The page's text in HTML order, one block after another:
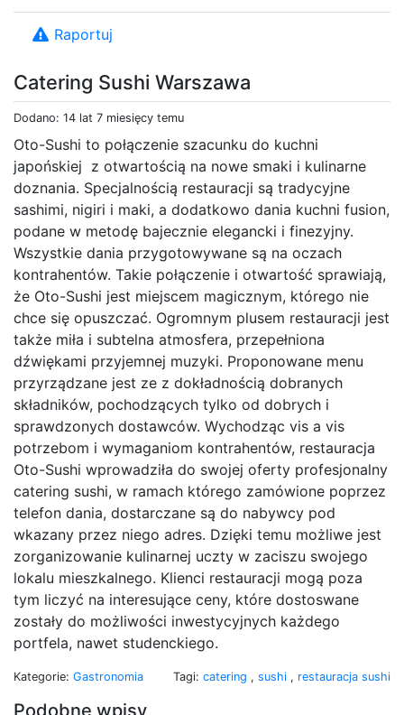
Catering Sushi Warszawa
Dodano: 14 lat 7 miesięcy temu
Oto-Sushi to połączenie szacunku do kuchni
japońskiej z otwartością na nowe smaki i kulinarne
doznania. Specjalnością restauracji są tradycyjne
sashimi, nigiri i maki, a dodatkowo dania kuchni fusion,
podane w metodę bajecznie elegancki i finezyjny.
Wszystkie dania przygotowywane są na oczach
kontrahentów. Takie połączenie i otwartość sprawiają,
że Oto-Sushi jest miejscem magicznym, którego nie
chce się opuszczać. Ogromnym plusem restauracji jest
także miła i subtelna atmosfera, przepełniona
dźwiękami przyjemnej muzyki. Proponowane menu
przyrządzane jest ze z dokładnością dobranych
składników, pochodzących tylko od dobrych i
sprawdzonych dostawców. Wychodząc vis a vis
potrzebom i wymaganiom kontrahentów, restauracja
Oto-Sushi wprowadziła do swojej oferty profesjonalny
catering sushi, w ramach którego zamówione poprzez
telefon dania, dostarczane są do nabywcy pod
wkazany przez niego adres. Dzięki temu możliwe jest
zorganizowanie kulinarnej uczty w zaciszu swojego
lokalu mieszkalnego. Klienci restauracji mogą poza
tym liczyć na interesujące ceny, które dostoswane
zostały do możliwości inwestycyjnych każdego
portfela, nawet studenckiego.
Kategorie: Gastronomia Tagi: catering , sushi , restauracja sushi
Podobne wpisy
Raportuj